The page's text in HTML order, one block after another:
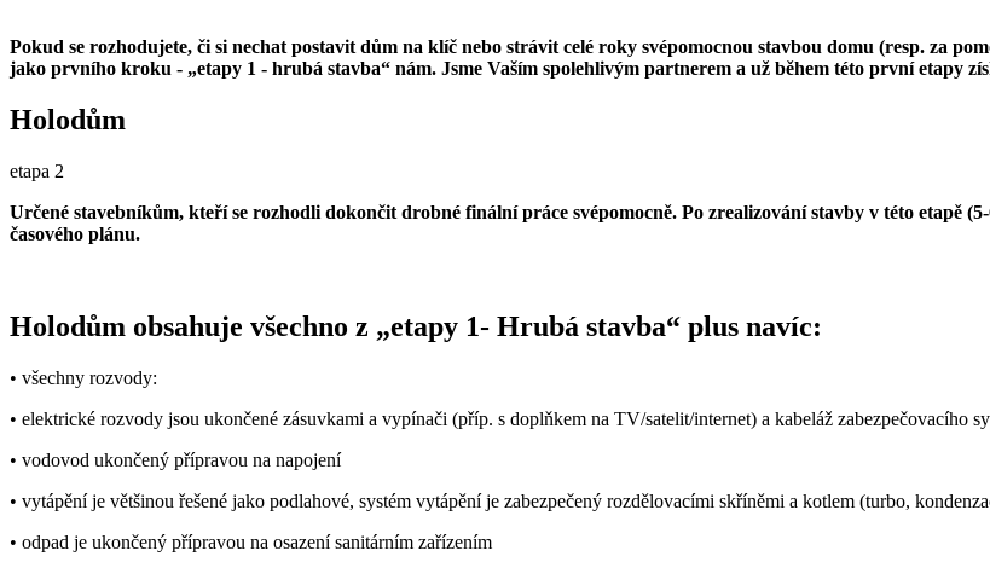
Pokud se rozhodujete, či si nechat postavit dům na klíč nebo strávit celé roky svépomocnou stavbou domu (resp. za
jako prvního kroku - „etapy 1 - hrubá stavba“ nám. Jsme Vaším spolehlivým partnerem a už během této první etapy
Holodům
etapa 2
Určené stavebníkům, kteří se rozhodli dokončit drobné finální práce svépomocně. Po zrealizování stavby v této etapě
časového plánu.
Holodům obsahuje všechno z „etapy 1- Hrubá stavba“ plus navíc:
• všechny rozvody:
• elektrické rozvody jsou ukončené zásuvkami a vypínači (příp. s doplňkem na TV/satelit/internet) a kabeláž zabezpečovacího
• vodovod ukončený přípravou na napojení
• vytápění je většinou řešené jako podlahové, systém vytápění je zabezpečený rozdělovacími skříněmi a kotlem (turbo,
• odpad je ukončený přípravou na osazení sanitárním zařízením